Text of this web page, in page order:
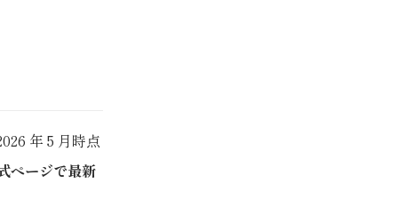
年 5 月時点
ページで最新